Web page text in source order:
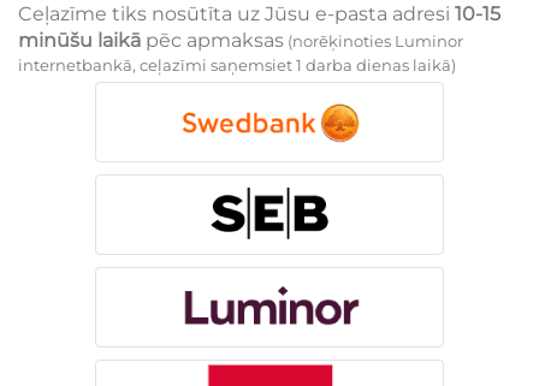
Ceļazīme tiks nosūtīta uz Jūsu e-pasta adresi 10-15
minūšu laikā pēc apmaksas (norēķinoties Luminor
internetbankā, ceļazīmi saņemsiet 1 darba dienas laikā)